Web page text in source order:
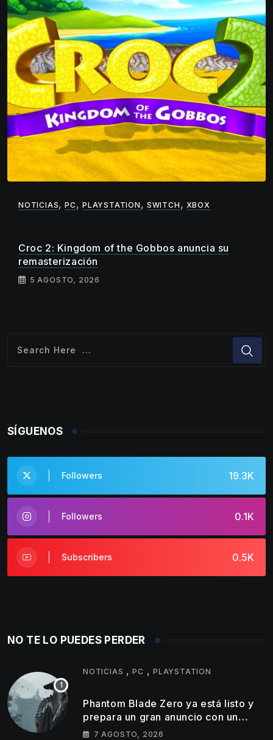
NOTICIAS,PC,PLAYSTATION , SWITCH , XBOX
Croc 2: Kingdom of the Gobbos anuncia su
remasterización
5 AGOSTO, 2026
SÍGUENOS
19.3K
Followers
0.1K
Followers
0.5K
Subscribers
NO TE LO PUEDES PERDER
NOTICIAS ,PC ,PLAYSTATION
Phantom Blade Zero ya está listo y
prepara un gran anuncio con un
tráiler de 11 minutos
7 AGOSTO, 2026